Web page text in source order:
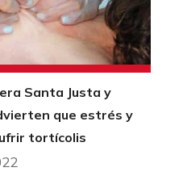
Santa Justa y
que estrés y
tortícolis